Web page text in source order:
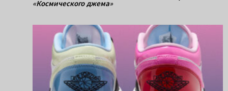
«Космического джема»